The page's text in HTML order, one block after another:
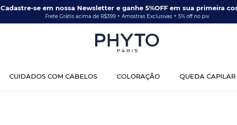
Cadastre-se em nossa Newsletter e ganhe 5%OFF em sua primeira
Frete Grátis acima de R$399 + Amostras Exclusivas + 5% off no pix
CUIDADOS COM CABELOS COLORAÇÃO QUEDA CAPILAR